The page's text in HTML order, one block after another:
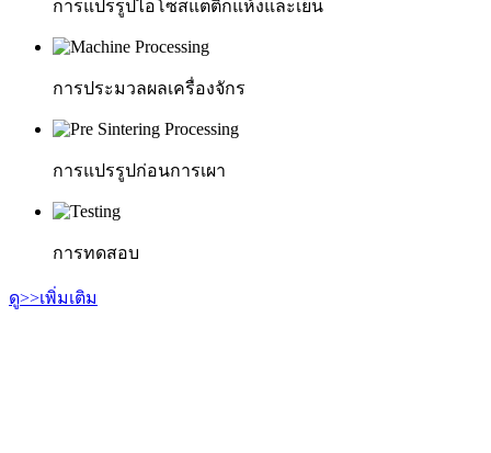
การแปรรูปไอโซสแตติกแห้งและเย็น
การประมวลผลเครื่องจักร
การแปรรูปก่อนการเผา
การทดสอบ
ดู>>เพิ่มเติม